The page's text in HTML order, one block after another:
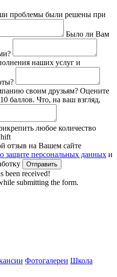
проблемы были решены при
Было ли Вам
наших услуг и
своим друзьям? Оцените
баллов. Что, на ваш взгляд,
любое количество
отзыв на Вашем сайте
защите персональных данных и
been received!
submitting the form.
Фотогалереи Школа